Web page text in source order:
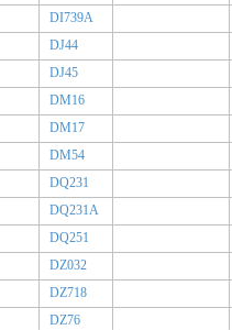
DI739A
DJ44
DJ45
DM16
DM17
DM54
DQ231
DQ231A
DQ251
DZ032
DZ718
DZ76